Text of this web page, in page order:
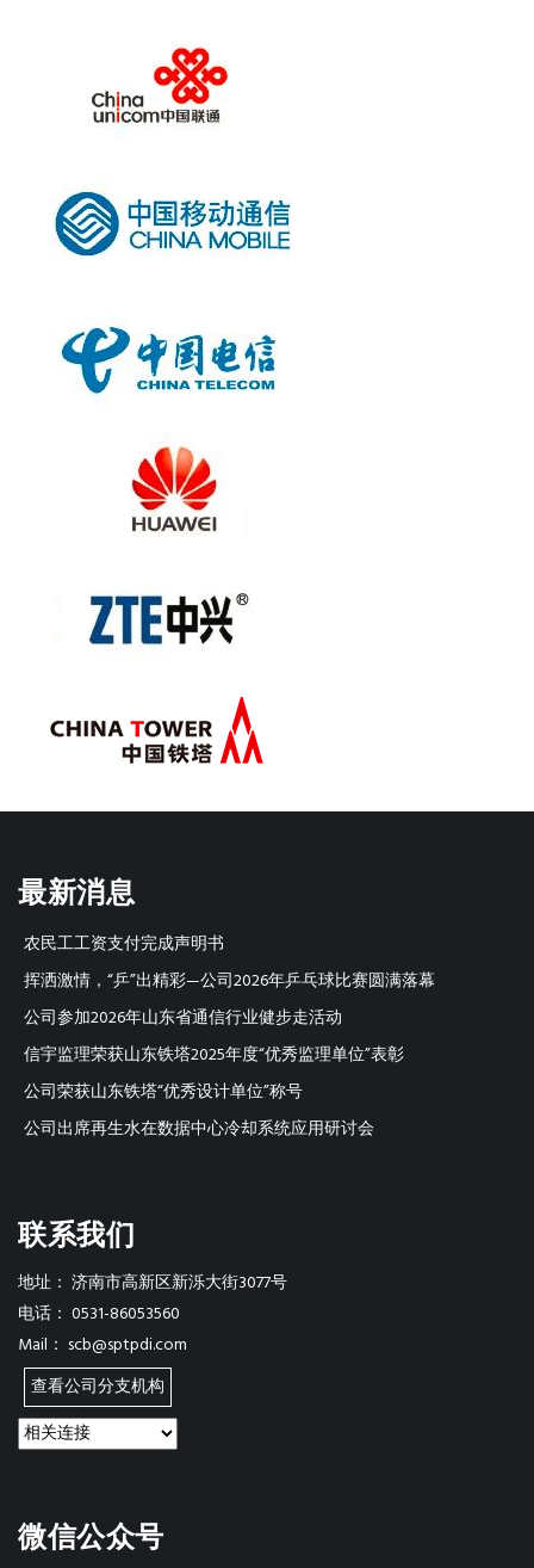
最新消息
农民工工资支付完成声明书
挥洒激情，“乒”出精彩—公司2026年乒乓球比赛圆满落幕
公司参加2026年山东省通信行业健步走活动
信宇监理荣获山东铁塔2025年度“优秀监理单位”表彰
公司荣获山东铁塔“优秀设计单位”称号
公司出席再生水在数据中心冷却系统应用研讨会
联系我们
地址： 济南市高新区新泺大街3077号
电话： 0531-86053560
Mail： scb@sptpdi.com
查看公司分支机构
微信公众号